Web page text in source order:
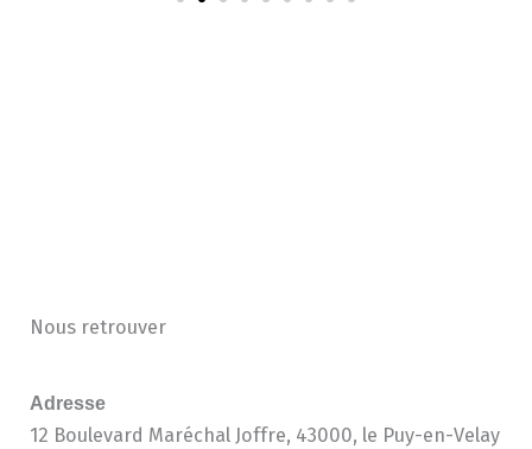
Nous retrouver
Adresse
12 Boulevard Maréchal Joffre, 43000, le Puy-en-Velay